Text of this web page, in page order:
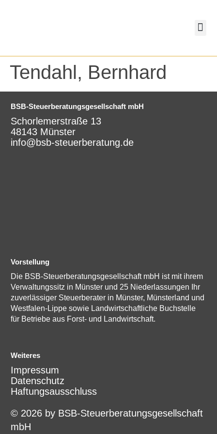
Tendahl, Bernhard
BSB-Steuerberatungsgesellschaft mbH
Schorlemerstraße 13
48143 Münster
info@bsb-steuerberatung.de
Vorstellung
Die BSB-Steuerberatungsgesellschaft mbH ist mit ihrem
Verwaltungssitz in Münster und 25 Niederlassungen Ihr
zuverlässiger Steuerberater in Münster, Münsterland und
Westfalen-Lippe sowie Landwirtschaftliche Buchstelle
für Betriebe aus Forst- und Landwirtschaft.
Weiteres
Impressum
Datenschutz
Haftungsausschluss
© 2026 by BSB-Steuerberatungsgesellschaft
mbH